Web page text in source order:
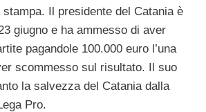
Il presidente del Catania è
giugno e ha ammesso di aver
pagandole 100.000 euro l’una
scommesso sul risultato. Il suo
la salvezza del Catania dalla
Pro.